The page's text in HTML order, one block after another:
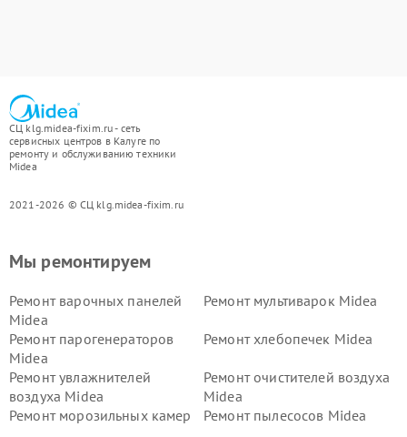
СЦ klg.midea-fixim.ru - сеть
сервисных центров в Калуге по
ремонту и обслуживанию техники
Midea
2021-2026 © СЦ klg.midea-fixim.ru
Мы ремонтируем
Ремонт варочных панелей
Midea
Ремонт мультиварок Midea
Ремонт парогенераторов
Midea
Ремонт хлебопечек Midea
Ремонт увлажнителей
воздуха Midea
Ремонт очистителей воздуха
Midea
Ремонт морозильных камер
Ремонт пылесосов Midea